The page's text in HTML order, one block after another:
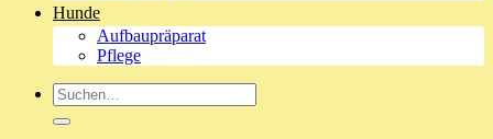
Hunde
Aufbaupräparat
Pflege
Suche
nach: